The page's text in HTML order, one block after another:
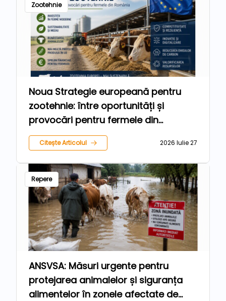
Zootehnie
Noua Strategie europeană pentru
zootehnie: între oportunități și
provocări pentru fermele din
România
Citește Articolul 2026 Iulie 27
Repere
ANSVSA: Măsuri urgente pentru
protejarea animalelor și siguranța
alimentelor în zonele afectate de